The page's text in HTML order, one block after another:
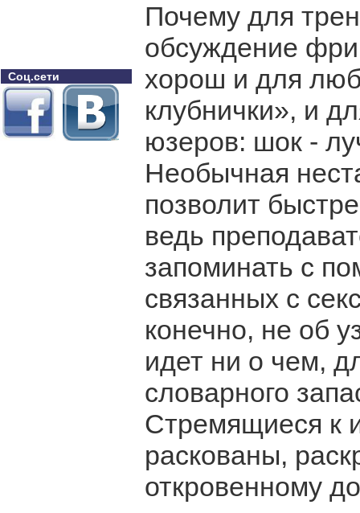
Соц.сети
Почему для
обсуждение
хорош и для
клубнички», и
юзеров: шок -
Необычная
позволит
ведь
запоминать с
связанных с
конечно, не об
идет ни о чем,
словарного
Стремящиеся к
раскованы,
откровенному